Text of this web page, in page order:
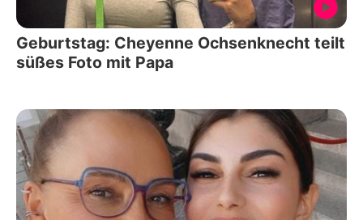
Geburtstag: Cheyenne Ochsenknecht teilt
süßes Foto mit Papa